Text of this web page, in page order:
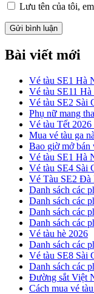
Lưu tên của tôi,
Bài viết mới
Vé tàu SE1 Hà
Vé tàu SE11
Vé tàu SE2 Sài
Phụ nữ mang
Vé tàu Tết
Mua vé tàu ga
Bao giờ mở bán
Vé tàu SE1 Hà
Vé tàu SE4 Sài
Vé Tàu SE2 Đà
Danh sách các
Danh sách các
Danh sách các
Danh sách các
Vé tàu hè 2026
Danh sách các
Vé tàu SE8 Sài
Danh sách các
Đường sắt Việt
Cách mua vé